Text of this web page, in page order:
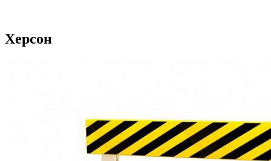
Херсон